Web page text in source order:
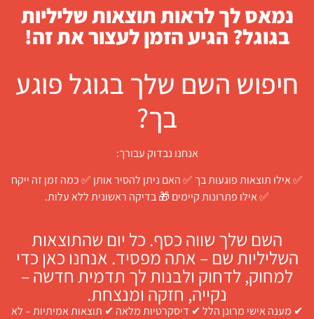
נמאס לך לראות תוצאות שליליות
בגוגל? הגיע הזמן לעצור את זה!
חיפוש השם שלך בגוגל פוגע
בך?
אנחנו נבדוק עבורך:
✅ אילו תוצאות פוגעות בך ✅ האם ניתן להסיר אותן ✅ כמה זמן זה ייקח
✅ אילו פתרונות קיימים 🎁 בדיקה ראשונית ללא עלות.
השם שלך שווה כסף. כל יום שהתוצאות
השליליות שם – אתה מפסיד. אנחנו כאן כדי
למחוק, לדחוק ולבנות לך תדמית חדשה –
נקייה, חזקה ומנצחת.
✔ מענה אישי מרונן הלל ✔ דיסקרטיות מלאה ✔ תוצאות אמיתיות – לא